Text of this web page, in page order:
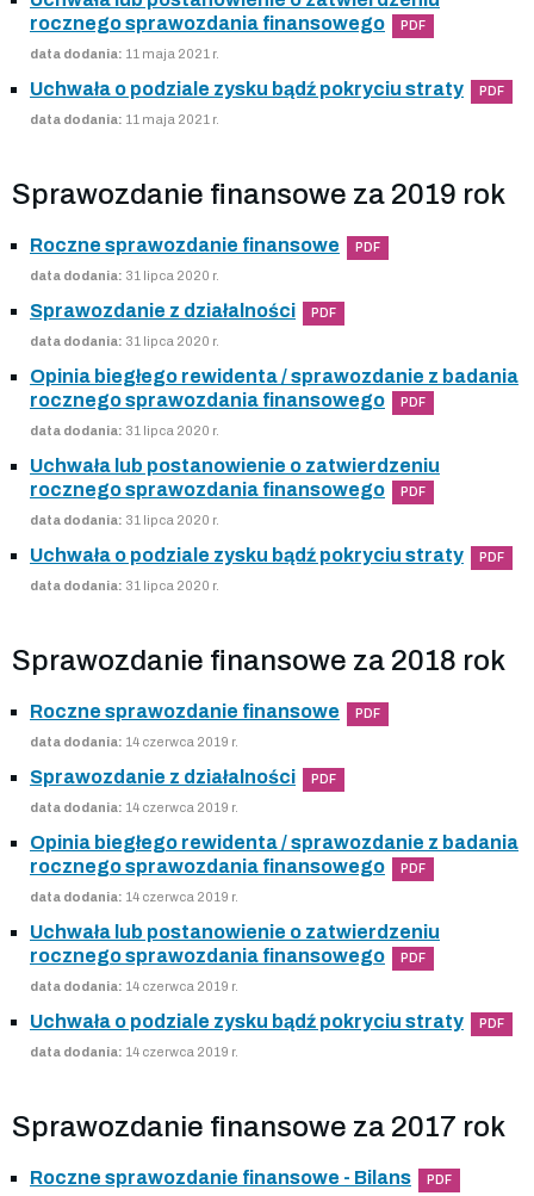
rocznego sprawozdania finansowego
PDF
data dodania: 11 maja 2021 r.
Uchwała o podziale zysku bądź pokryciu straty PDF
data dodania: 11 maja 2021 r.
Sprawozdanie finansowe za 2019 rok
Roczne sprawozdanie finansowe PDF
data dodania: 31 lipca 2020 r.
Sprawozdanie z działalności PDF
data dodania: 31 lipca 2020 r.
Opinia biegłego rewidenta / sprawozdanie z badania
rocznego sprawozdania finansowego
PDF
data dodania: 31 lipca 2020 r.
Uchwała lub postanowienie o zatwierdzeniu
rocznego sprawozdania finansowego
PDF
data dodania: 31 lipca 2020 r.
Uchwała o podziale zysku bądź pokryciu straty PDF
data dodania: 31 lipca 2020 r.
Sprawozdanie finansowe za 2018 rok
Roczne sprawozdanie finansowe PDF
data dodania: 14 czerwca 2019 r.
Sprawozdanie z działalności PDF
data dodania: 14 czerwca 2019 r.
Opinia biegłego rewidenta / sprawozdanie z badania
rocznego sprawozdania finansowego
PDF
data dodania: 14 czerwca 2019 r.
Uchwała lub postanowienie o zatwierdzeniu
rocznego sprawozdania finansowego
PDF
data dodania: 14 czerwca 2019 r.
Uchwała o podziale zysku bądź pokryciu straty PDF
data dodania: 14 czerwca 2019 r.
Sprawozdanie finansowe za 2017 rok
Roczne sprawozdanie finansowe - Bilans PDF